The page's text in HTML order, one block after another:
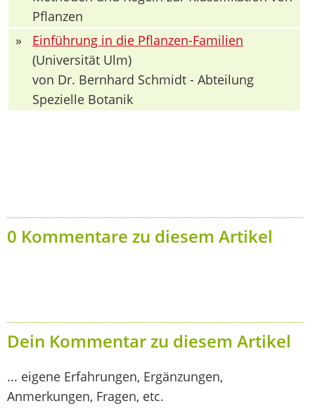
Pflanzen
»
Einführung in die Pflanzen-Familien
(Universität Ulm)
von Dr. Bernhard Schmidt - Abteilung
Spezielle Botanik
0 Kommentare zu diesem Artikel
Dein Kommentar zu diesem Artikel
... eigene Erfahrungen, Ergänzungen,
Anmerkungen, Fragen, etc.